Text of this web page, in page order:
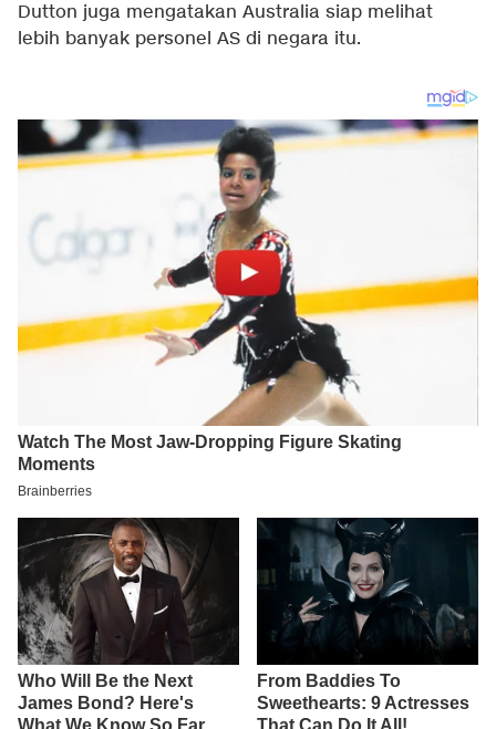
Dutton juga mengatakan Australia siap melihat
lebih banyak personel AS di negara itu.